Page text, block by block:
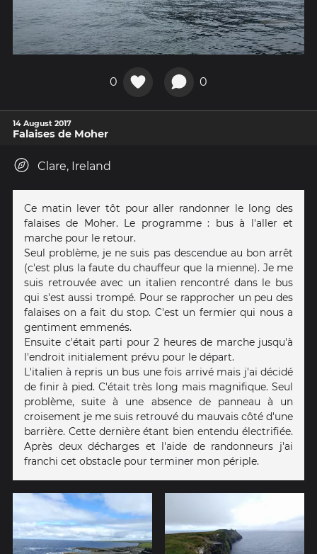
0 0
14 August 2017
Falaises de Moher
Clare, Ireland
Ce matin lever tôt pour aller randonner le long des
falaises de Moher. Le programme : bus à l'aller et
marche pour le retour.
Seul problème, je ne suis pas descendue au bon arrêt
(c'est plus la faute du chauffeur que la mienne). Je me
suis retrouvée avec un italien rencontré dans le bus
qui s'est aussi trompé. Pour se rapprocher un peu des
falaises on a fait du stop. C'est un fermier qui nous a
gentiment emmenés.
Ensuite c'était parti pour 2 heures de marche jusqu'à
l'endroit initialement prévu pour le départ.
L'italien à repris un bus une fois arrivé mais j'ai décidé
de finir à pied. C'était très long mais magnifique. Seul
problème, suite à une absence de panneau à un
croisement je me suis retrouvé du mauvais côté d'une
barrière. Cette dernière étant bien entendu électrifiée.
Après deux décharges et l'aide de randonneurs j'ai
franchi cet obstacle pour terminer mon périple.